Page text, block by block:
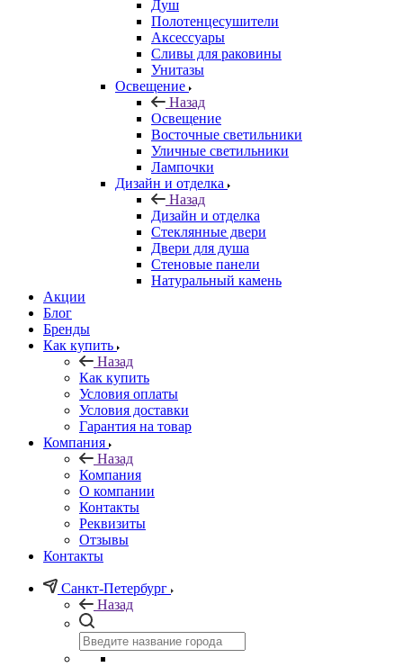
Душ
Полотенцесушители
Аксессуары
Сливы для раковины
Унитазы
Освещение
Назад
Освещение
Восточные светильники
Уличные светильники
Лампочки
Дизайн и отделка
Назад
Дизайн и отделка
Стеклянные двери
Двери для душа
Стеновые панели
Натуральный камень
Акции
Блог
Бренды
Как купить
Назад
Как купить
Условия оплаты
Условия доставки
Гарантия на товар
Компания
Назад
Компания
О компании
Контакты
Реквизиты
Отзывы
Контакты
Санкт-Петербург
Назад